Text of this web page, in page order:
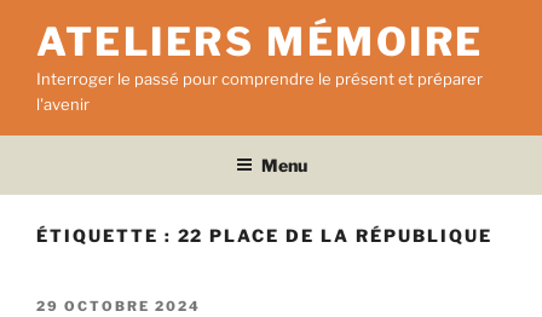
contenu
principal
ATELIERS MÉMOIRE
Interroger le passé pour comprendre le présent et préparer
l'avenir
Menu
ÉTIQUETTE : 22 PLACE DE LA RÉPUBLIQUE
PUBLIÉ
29 OCTOBRE 2024